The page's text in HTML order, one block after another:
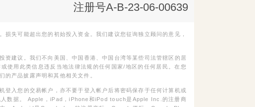
注册号A-B-23-06-00639
失可能超出您的初始投入资金。我们建议您征询独立顾问的意见，
资建议。我们不向美国、中国香港、中国台湾等某些司法管辖区的居
使用此类信息违反当地法律法规的任何国家/地区的任何居民。在您
的产品披露声明和其他相关文件。
登入您的交易帐户，亦不要于登入帐户后将密码保存于任何计算机或
数据。 Apple，iPad，iPhone和iPod touch是Apple Inc.的注册商